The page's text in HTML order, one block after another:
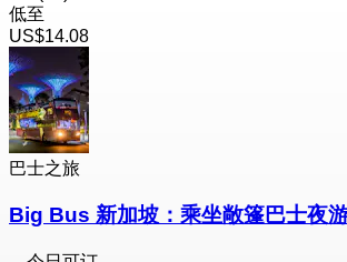
低至
US$14.08
巴士之旅
Big Bus 新加坡：乘坐敞篷巴士夜